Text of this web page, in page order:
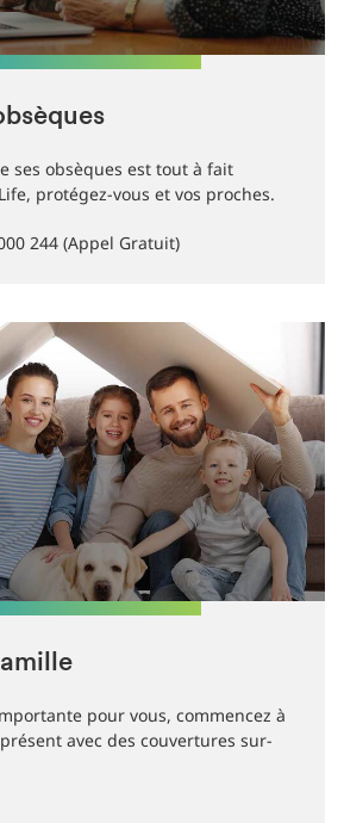
ses obsèques est tout à fait
protégez-vous et vos proches.
244 (Appel Gratuit)
pour vous, commencez à
avec des couvertures sur-